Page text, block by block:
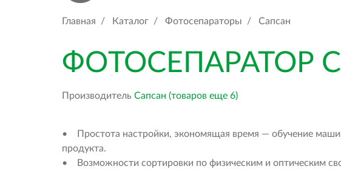
Главная Каталог Фотосепараторы Сапсан
ФОТОСЕПАРАТОР
Производитель Сапсан (товаров еще 6)
• Простота настройки, экономящая время — обучение
продукта.
• Возможности сортировки по физическим и оптическим